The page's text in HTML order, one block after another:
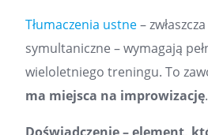
Tłumaczenia ustne–
symultaniczne – wymagają
wieloletniego treningu. To
ma miejsca na improwizację.